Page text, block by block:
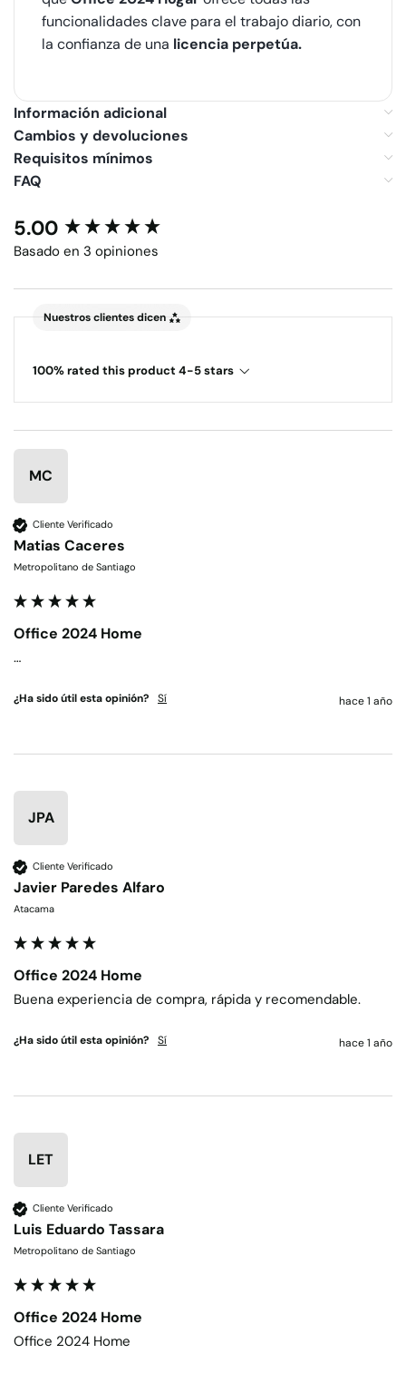
funcionalidades clave para el trabajo diario, con
la confianza de una licencia perpetúa.
Información adicional
Cambios y devoluciones
Requisitos mínimos
FAQ
5.00
Basado en 3 opiniones
Nuestros clientes dicen
100% rated this product 4-5 stars
MC
Cliente Verificado
Matias Caceres
Metropolitano de Santiago
Office 2024 Home
…
¿Ha sido útil esta opinión? Sí hace 1 año
JPA
Cliente Verificado
Javier Paredes Alfaro
Atacama
Office 2024 Home
Buena experiencia de compra, rápida y recomendable.
¿Ha sido útil esta opinión? Sí hace 1 año
LET
Cliente Verificado
Luis Eduardo Tassara
Metropolitano de Santiago
Office 2024 Home
Office 2024 Home
New content loaded